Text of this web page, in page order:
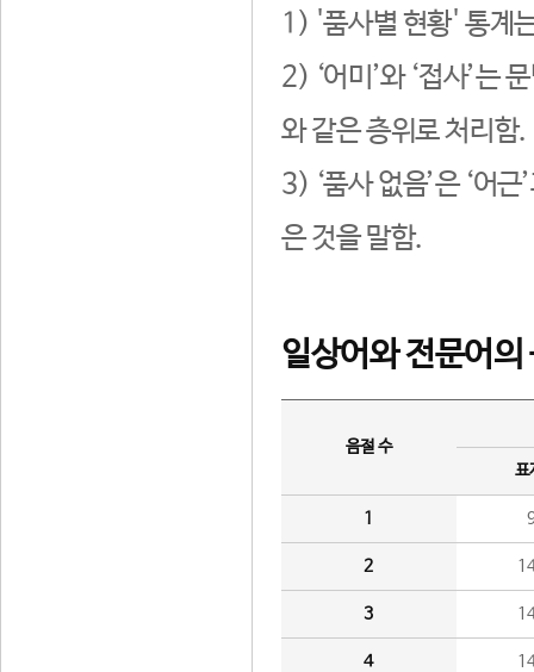
1) '품사별 현황' 통계
2) ‘어미’와 ‘접사’는
와 같은 층위로 처리함.
3) ‘품사 없음’은 ‘어
은 것을 말함.
일상어와 전문어의
음절 수
표
1
2
3
4